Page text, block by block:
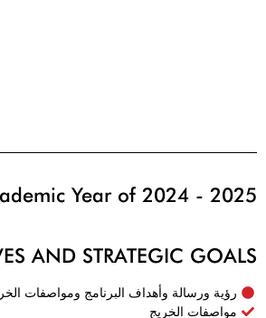
Year of 2024 - 2025
AND STRATEGIC GOALS
رؤية ورسالة وأهداف البرنامج ومواصفات
مواصفات الخريج